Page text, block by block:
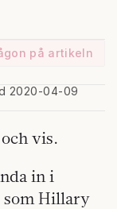
på artikeln
2020-04-09
vis.
in i
som Hillary